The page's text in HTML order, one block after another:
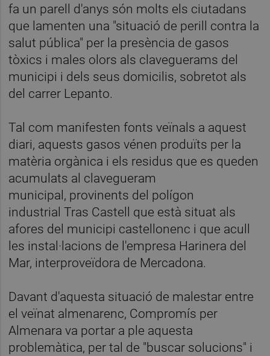
fa un parell d'anys són molts els ciutadans
que lamenten una "situació de perill contra la
salut pública" per la presència de gasos
tòxics i males olors als claveguerams del
municipi i dels seus domicilis, sobretot als
del carrer Lepanto.
Tal com manifesten fonts veïnals a aquest
diari, aquests gasos vénen produïts per la
matèria orgànica i els residus que es queden
acumulats al clavegueram
municipal, provinents del polígon
industrial Tras Castell que està situat als
afores del municipi castellonenc i que acull
les instal·lacions de l'empresa Harinera del
Mar, interproveïdora de Mercadona.
Davant d'aquesta situació de malestar entre
el veïnat almenarenc, Compromís per
Almenara va portar a ple aquesta
problemàtica, per tal de "buscar solucions" i